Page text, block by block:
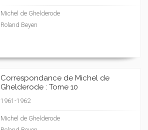
Michel de Ghelderode
Roland Beyen
Correspondance de Michel de
Ghelderode : Tome 10
1961-1962
Michel de Ghelderode